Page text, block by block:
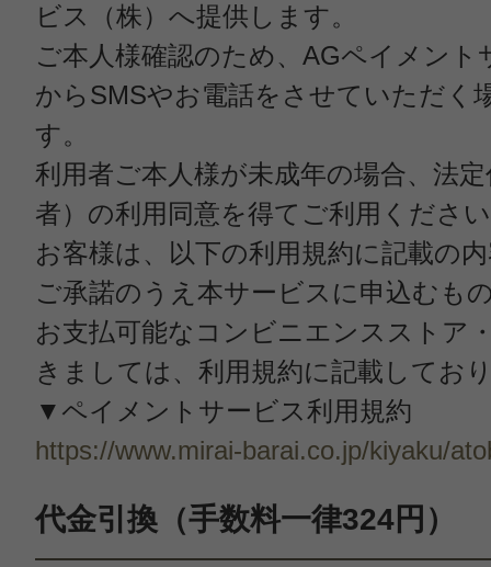
ビス（株）へ提供します。
ご本人様確認のため、AGペイメント
からSMSやお電話をさせていただく
す。
利用者ご本人様が未成年の場合、法
者）の利用同意を得てご利用くださ
お客様は、以下の利用規約に記載の
ご承諾のうえ本サービスに申込むも
お支払可能なコンビニエンスストア
きましては、利用規約に記載してお
▼ペイメントサービス利用規約
https://www.mirai-barai.co.jp/kiyaku/
代金引換（手数料一律324円）